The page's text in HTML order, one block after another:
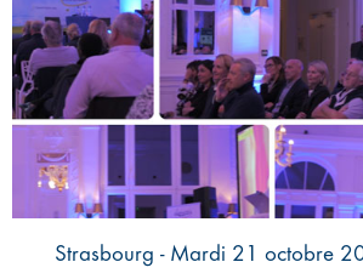
Strasbourg - Mardi 21 octobre